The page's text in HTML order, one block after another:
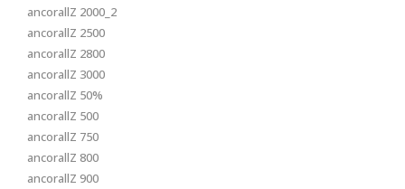
ancorallZ 2000_2
ancorallZ 2500
ancorallZ 2800
ancorallZ 3000
ancorallZ 50%
ancorallZ 500
ancorallZ 750
ancorallZ 800
ancorallZ 900